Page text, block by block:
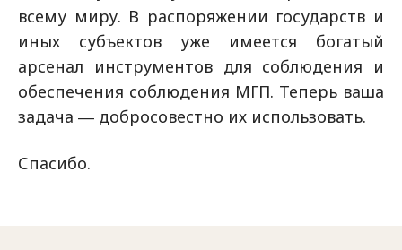
всему миру. В распоряжении государств и
иных субъектов уже имеется богатый
арсенал инструментов для соблюдения и
обеспечения соблюдения МГП. Теперь ваша
задача ― добросовестно их использовать.
Спасибо.